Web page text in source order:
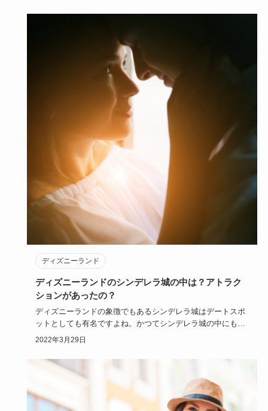
ディズニーランド
ディズニーランドのシンデレラ城の中は？アトラク
ションがあったの？
ディズニーランドの象徴でもあるシンデレラ城はデートスポ
ットとしても有名ですよね。かつてシンデレラ城の中にもア
トラクションが…
2022年3月29日